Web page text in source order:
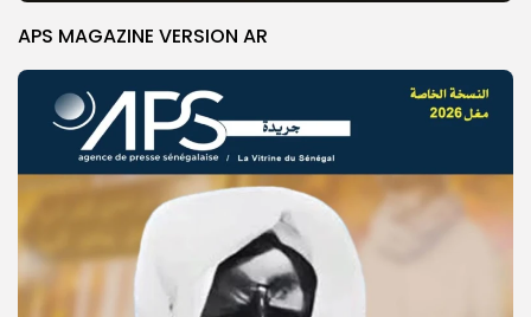
APS MAGAZINE VERSION AR